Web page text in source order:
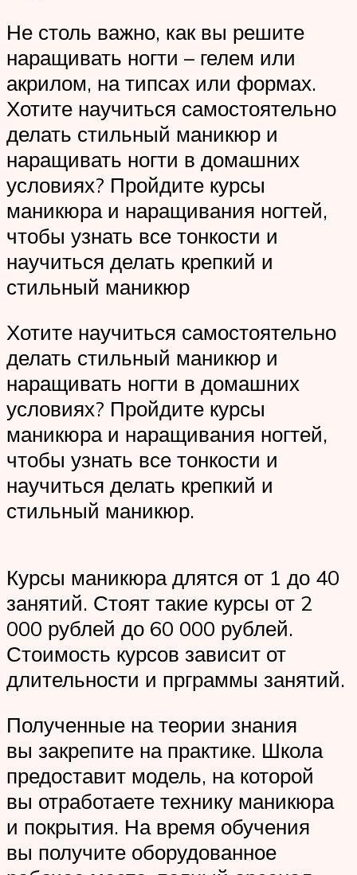
Не столь важно, как вы решите
наращивать ногти – гелем или
акрилом, на типсах или формах.
Хотите научиться самостоятельно
делать стильный маникюр и
наращивать ногти в домашних
условиях? Пройдите курсы
маникюра и наращивания ногтей,
чтобы узнать все тонкости и
научиться делать крепкий и
стильный маникюр
Хотите научиться самостоятельно
делать стильный маникюр и
наращивать ногти в домашних
условиях? Пройдите курсы
маникюра и наращивания ногтей,
чтобы узнать все тонкости и
научиться делать крепкий и
стильный маникюр.
Курсы маникюра длятся от 1 до 40
занятий. Стоят такие курсы от 2
000 рублей до 60 000 рублей.
Стоимость курсов зависит от
длительности и прграммы занятий.
Полученные на теории знания
вы закрепите на практике. Школа
предоставит модель, на которой
вы отработаете технику маникюра
и покрытия. На время обучения
вы получите оборудованное